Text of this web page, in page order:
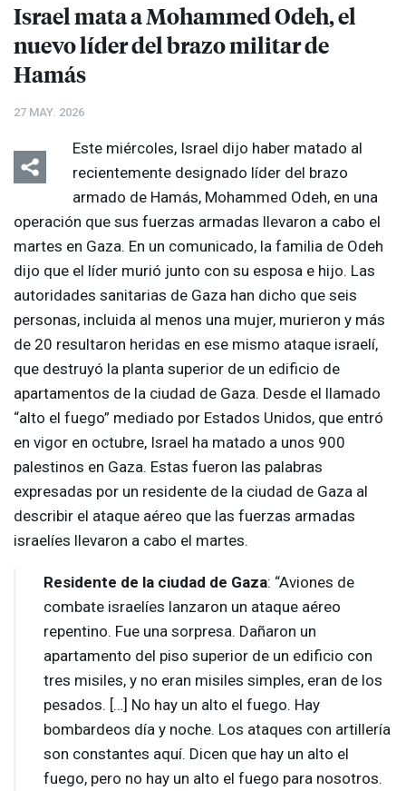
Israel mata a Mohammed Odeh, el
nuevo líder del brazo militar de
Hamás
27 MAY. 2026
Este miércoles, Israel dijo haber matado al
recientemente designado líder del brazo
armado de Hamás, Mohammed Odeh, en una
operación que sus fuerzas armadas llevaron a cabo el
martes en Gaza. En un comunicado, la familia de Odeh
dijo que el líder murió junto con su esposa e hijo. Las
autoridades sanitarias de Gaza han dicho que seis
personas, incluida al menos una mujer, murieron y más
de 20 resultaron heridas en ese mismo ataque israelí,
que destruyó la planta superior de un edificio de
apartamentos de la ciudad de Gaza. Desde el llamado
“alto el fuego” mediado por Estados Unidos, que entró
en vigor en octubre, Israel ha matado a unos 900
palestinos en Gaza. Estas fueron las palabras
expresadas por un residente de la ciudad de Gaza al
describir el ataque aéreo que las fuerzas armadas
israelíes llevaron a cabo el martes.
Residente de la ciudad de Gaza: “Aviones de
combate israelíes lanzaron un ataque aéreo
repentino. Fue una sorpresa. Dañaron un
apartamento del piso superior de un edificio con
tres misiles, y no eran misiles simples, eran de los
pesados. […] No hay un alto el fuego. Hay
bombardeos día y noche. Los ataques con artillería
son constantes aquí. Dicen que hay un alto el
fuego, pero no hay un alto el fuego para nosotros.